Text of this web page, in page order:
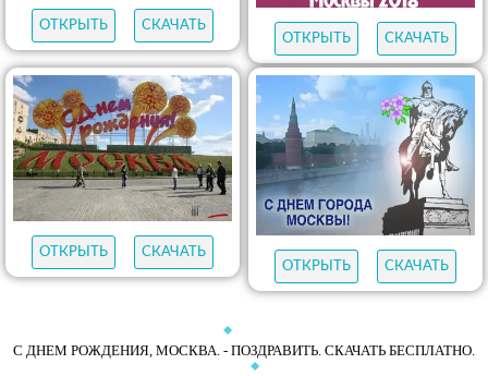
ОТКРЫТЬ
СКАЧАТЬ
ОТКРЫТЬ
СКАЧАТЬ
ОТКРЫТЬ
СКАЧАТЬ
ОТКРЫТЬ
СКАЧАТЬ
С ДНЕМ РОЖДЕНИЯ, МОСКВА. - ПОЗДРАВИТЬ. СКАЧАТЬ БЕСПЛАТНО.